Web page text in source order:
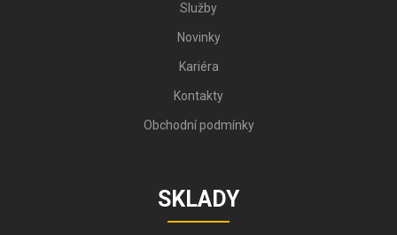
Služby
Novinky
Kariéra
Kontakty
Obchodní podmínky
SKLADY